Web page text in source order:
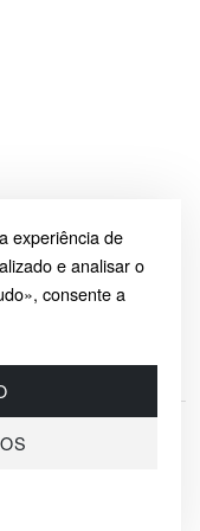
experiência de
e analisar o
consente a
(UTC+2)
TN 12, 10151, TALLINN,